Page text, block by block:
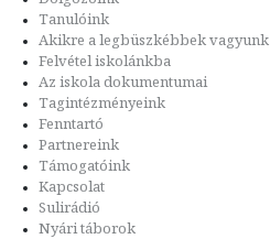
Tanulóink
Akikre a legbüszkébbek vagyunk
Felvétel iskolánkba
Az iskola dokumentumai
Tagintézményeink
Fenntartó
Partnereink
Támogatóink
Kapcsolat
Sulirádió
Nyári táborok